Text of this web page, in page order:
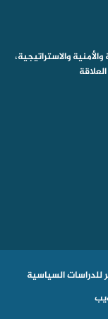
والاستراتيجية،
البحر الأحمر للدراسات السياسية